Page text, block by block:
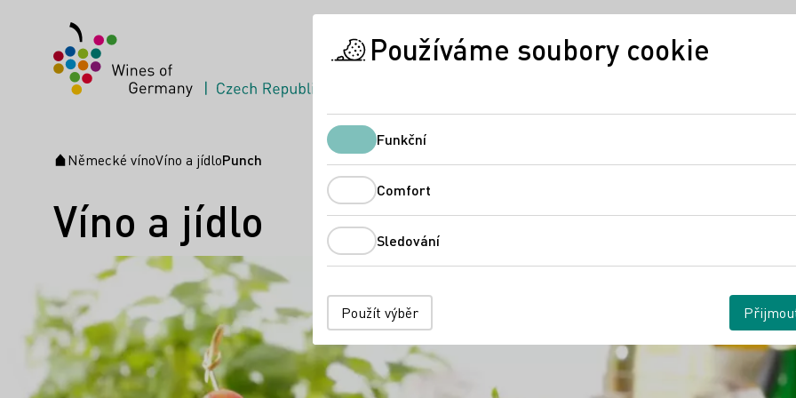
Úvodní stránka
Německé vínoVíno a jídloPunch
Víno a jídlo
Používáme soubory cookie
Funkční
Comfort
Sledování
Použít výběr